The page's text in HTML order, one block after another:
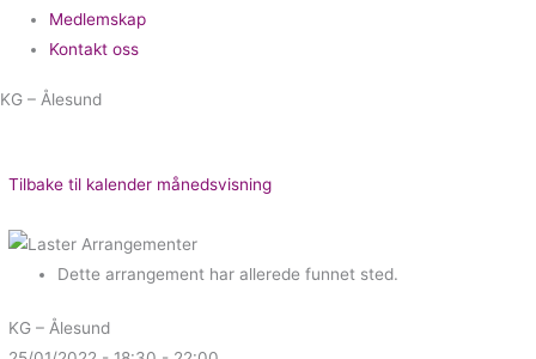
Medlemskap
Kontakt oss
KG – Ålesund
Tilbake til kalender månedsvisning
Dette arrangement har allerede funnet sted.
KG – Ålesund